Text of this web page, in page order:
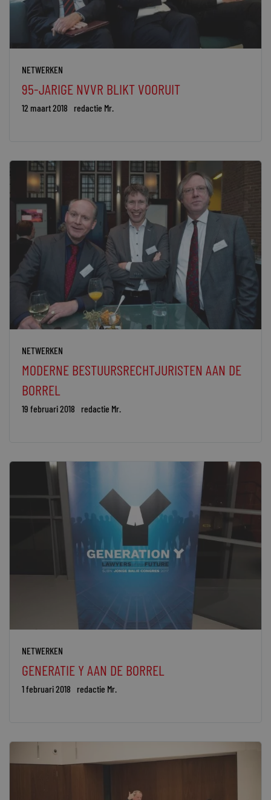
NETWERKEN
95-JARIGE NVVR BLIKT VOORUIT
12 maart 2018 redactie Mr.
NETWERKEN
MODERNE BESTUURSRECHTJURISTEN AAN DE
BORREL
19 februari 2018 redactie Mr.
NETWERKEN
GENERATIE Y AAN DE BORREL
1 februari 2018 redactie Mr.